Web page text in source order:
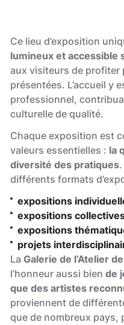
Ce lieu d’exposition
lumineux et accessible
aux visiteurs de
présentées. L’accueil y
professionnel,
culturelle de qualité.
Chaque exposition est
valeurs essentielles : la
diversité des pratiques
différents formats
expositions
expositions
expositions
projets
La Galerie de l’Atelier
l’honneur aussi biende
que des artistes
proviennent de
que de nombreux pays,